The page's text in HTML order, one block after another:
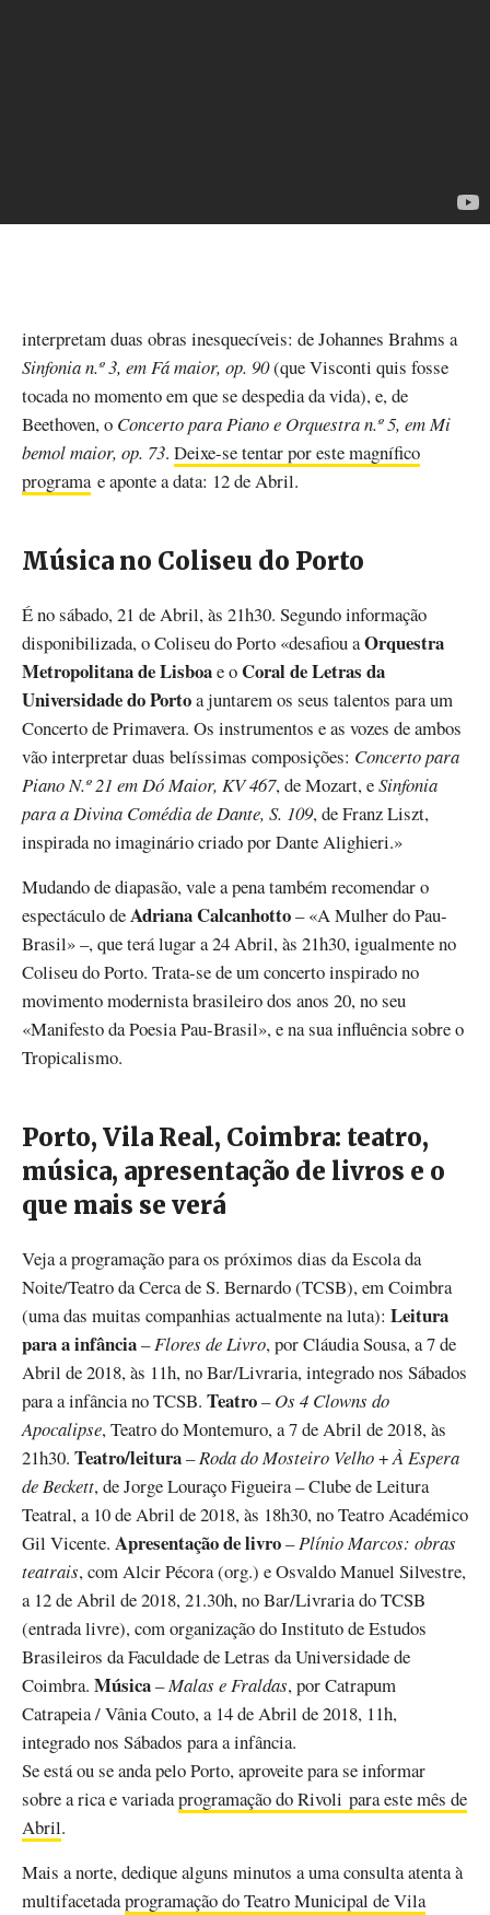
interpretam duas obras inesquecíveis: de Johannes Brahms a
Sinfonia n.º 3, em Fá maior, op. 90(que Visconti quis fosse
tocada no momento em que se despedia da vida), e, de
Beethoven, o Concerto para Piano e Orquestra n.º 5, em Mi
bemol maior, op. 73. Deixe-se tentar por este magnífico
programae aponte a data: 12 de Abril.
Música no Coliseu do Porto
É no sábado, 21 de Abril, às 21h30. Segundo informação
disponibilizada, o Coliseu do Porto «desafiou aOrquestra
Metropolitana de Lisboae oCoral de Letras da
Universidade do Portoa juntarem os seus talentos para um
Concerto de Primavera. Os instrumentos e as vozes de ambos
vão interpretar duas belíssimas composições: Concerto para
Piano N.º 21 em Dó Maior, KV 467, de Mozart, eSinfonia
para a Divina Comédia de Dante, S. 109, de Franz Liszt,
inspirada no imaginário criado por Dante Alighieri.»
Mudando de diapasão, vale a pena também recomendar o
espectáculo deAdriana Calcanhotto– «A Mulher do Pau-
Brasil» –, que terá lugar a 24 Abril, às 21h30, igualmente no
Coliseu do Porto. Trata-se de um concerto inspirado no
movimento modernista brasileiro dos anos 20, no seu
«Manifesto da Poesia Pau-Brasil», e na sua influência sobre o
Tropicalismo.
Porto, Vila Real, Coimbra: teatro,
música, apresentação de livros e o
que mais se verá
Veja a programação para os próximos dias da Escola da
Noite/Teatro da Cerca de S. Bernardo (TCSB), em Coimbra
(uma das muitas companhias actualmente na luta): Leitura
para a infância–Flores de Livro, por Cláudia Sousa, a 7 de
Abril de 2018, às 11h, no Bar/Livraria, integrado nos Sábados
para a infância no TCSB. Teatro–Os 4 Clowns do
Apocalipse, Teatro do Montemuro, a 7 de Abril de 2018, às
21h30. Teatro/leitura–Roda do Mosteiro Velho+À Espera
de Beckett, de Jorge Louraço Figueira – Clube de Leitura
Teatral, a 10 de Abril de 2018, às 18h30, no Teatro Académico
Gil Vicente. Apresentação de livro–Plínio Marcos: obras
teatrais, com Alcir Pécora (org.) e Osvaldo Manuel Silvestre,
a 12 de Abril de 2018, 21.30h, no Bar/Livraria do TCSB
(entrada livre), com organização do Instituto de Estudos
Brasileiros da Faculdade de Letras da Universidade de
Coimbra. Música–Malas e Fraldas, por Catrapum
Catrapeia / Vânia Couto, a 14 de Abril de 2018, 11h,
integrado nos Sábados para a infância.
Se está ou se anda pelo Porto, aproveite para se informar
sobre a rica e variadaprogramação do Rivoli para este mês de
Abril.
Mais a norte, dedique alguns minutos a uma consulta atenta à
multifacetadaprogramação do Teatro Municipal de Vila